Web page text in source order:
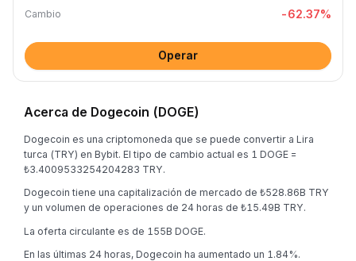
Cambio -62.37%
Operar
Acerca de Dogecoin (DOGE)
Dogecoin es una criptomoneda que se puede convertir a Lira
turca (TRY) en Bybit. El tipo de cambio actual es 1 DOGE =
₺3.4009533254204283 TRY.
Dogecoin tiene una capitalización de mercado de ₺528.86B TRY
y un volumen de operaciones de 24 horas de ₺15.49B TRY.
La oferta circulante es de 155B DOGE.
En las últimas 24 horas, Dogecoin ha aumentado un 1.84%.